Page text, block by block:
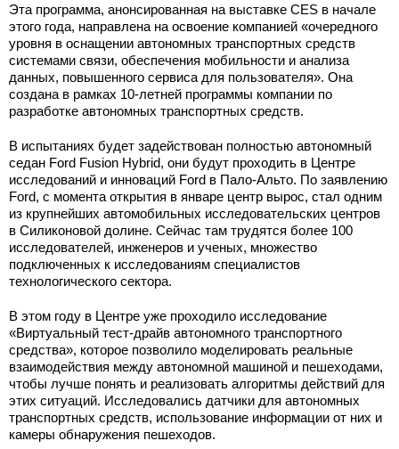
Эта программа, анонсированная на выставке CES в начале
этого года, направлена на освоение компанией «очередного
уровня в оснащении автономных транспортных средств
системами связи, обеспечения мобильности и анализа
данных, повышенного сервиса для пользователя». Она
создана в рамках 10-летней программы компании по
разработке автономных транспортных средств.
В испытаниях будет задействован полностью автономный
седан Ford Fusion Hybrid, они будут проходить в Центре
исследований и инноваций Ford в Пало-Альто. По заявлению
Ford, с момента открытия в январе центр вырос, стал одним
из крупнейших автомобильных исследовательских центров
в Силиконовой долине. Сейчас там трудятся более 100
исследователей, инженеров и ученых, множество
подключенных к исследованиям специалистов
технологического сектора.
В этом году в Центре уже проходило исследование
«Виртуальный тест-драйв автономного транспортного
средства», которое позволило моделировать реальные
взаимодействия между автономной машиной и пешеходами,
чтобы лучше понять и реализовать алгоритмы действий для
этих ситуаций. Исследовались датчики для автономных
транспортных средств, использование информации от них и
камеры обнаружения пешеходов.